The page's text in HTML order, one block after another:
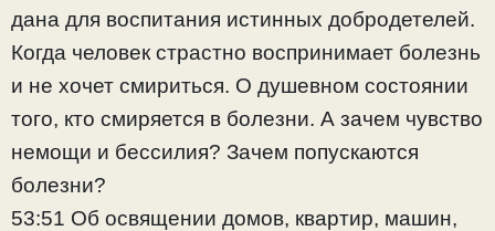
дана для воспитания истинных добродетелей.
Когда человек страстно воспринимает болезнь
и не хочет смириться. О душевном состоянии
того, кто смиряется в болезни. А зачем чувство
немощи и бессилия? Зачем попускаются
болезни?
53:51 Об освящении домов, квартир, машин,